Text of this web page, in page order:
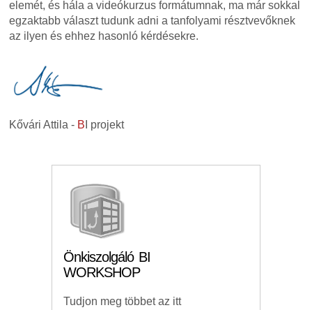
elemét, és hála a videókurzus formátumnak, ma már sokkal
egzaktabb választ tudunk adni a tanfolyami résztvevőknek
az ilyen és ehhez hasonló kérdésekre.
Kővári Attila - B I projekt
Önkiszolgáló BI
WORKSHOP
Tudjon meg többet az itt